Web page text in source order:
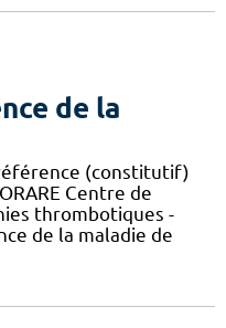
de la
(constitutif)
Centre de
thrombotiques -
de la maladie de